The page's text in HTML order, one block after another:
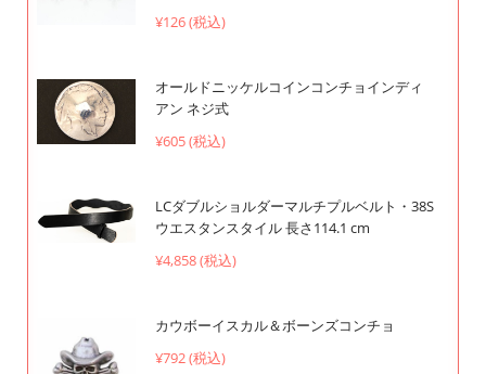
¥126 (税込)
オールドニッケルコインコンチョインディ
アン ネジ式
¥605 (税込)
LCダブルショルダーマルチプルベルト・38S
ウエスタンスタイル 長さ114.1 cm
¥4,858 (税込)
カウボーイスカル＆ボーンズコンチョ
¥792 (税込)